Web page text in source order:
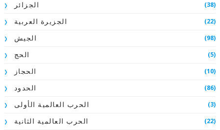
الجزائر (38)
الجزيرة العربية (22)
الجيش (98)
الحج (5)
الحجاز (10)
الحدود (86)
الحرب العالمية الأولى (3)
الحرب العالمية الثانية (22)